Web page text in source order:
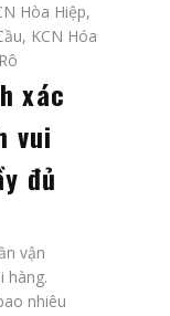
Hòa Hiệp,
KCN Hóa
xác
vui
đủ
vận
hàng.
nhiêu